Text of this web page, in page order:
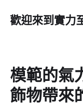
歡迎來到實力
模範的氣
飾物帶來